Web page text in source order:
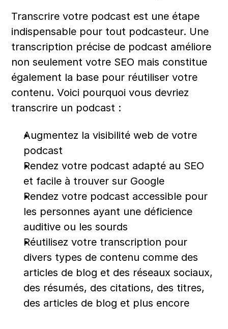
Transcrire votre podcast est une étape
indispensable pour tout podcasteur. Une
transcription précise de podcast améliore
non seulement votre SEO mais constitue
également la base pour réutiliser votre
contenu. Voici pourquoi vous devriez
transcrire un podcast :
Augmentez la visibilité web de votre
podcast
Rendez votre podcast adapté au SEO
et facile à trouver sur Google
Rendez votre podcast accessible pour
les personnes ayant une déficience
auditive ou les sourds
Réutilisez votre transcription pour
divers types de contenu comme des
articles de blog et des réseaux sociaux,
des résumés, des citations, des titres,
des articles de blog et plus encore